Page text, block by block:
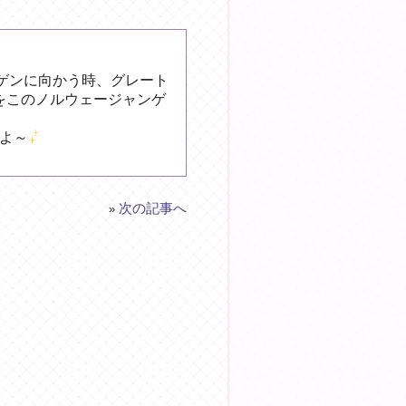
ンに向かう時、グレート
このノルウェージャンゲ
～
» 次の記事へ